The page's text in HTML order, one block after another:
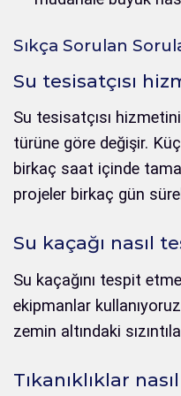
Sıkça Sorulan
Su tesisatçısı
Su tesisatçısı
türüne göre değişir.
birkaç saat içinde
projeler birkaç gün
Su kaçağı nasıl
Su kaçağını tespit
ekipmanlar
zemin altındaki
Tıkanıklıklar nasıl